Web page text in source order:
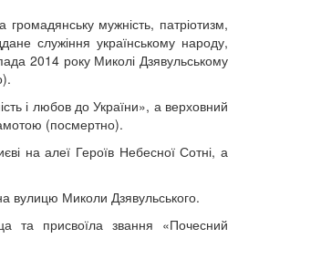
мужність, патріотизм,
служіння українському народу,
2014 року Миколі Дзявульському
і любов до України», а верховний
(посмертно).
на алеї Героїв Небесної Сотні, а
вулицю Миколи Дзявульського.
та присвоїла звання «Почесний